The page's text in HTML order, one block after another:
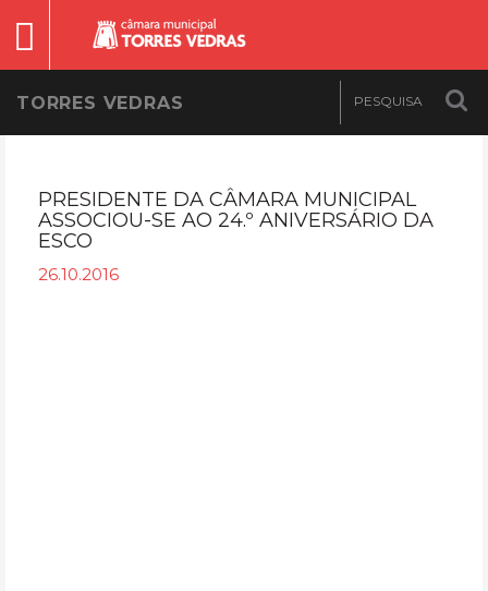
TORRES VEDRAS
PRESIDENTE DA CÂMARA MUNICIPAL
ASSOCIOU-SE AO 24.º ANIVERSÁRIO DA
ESCO
26.10.2016